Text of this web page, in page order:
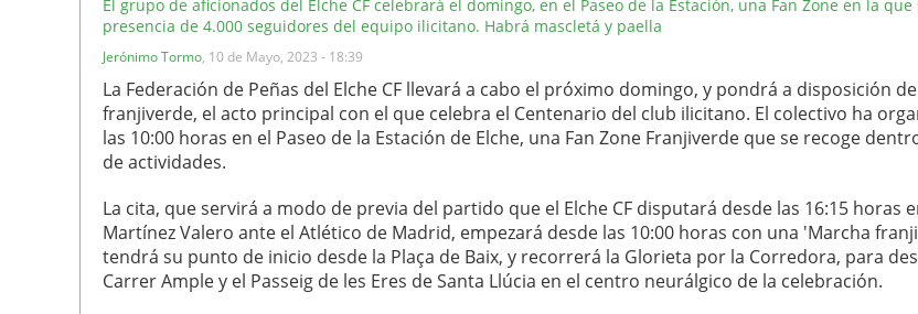
El grupo de aficionados del Elche CF celebrará el domingo, en el Paseo de la Estación, una Fan Zone en la que
presencia de 4.000 seguidores del equipo ilicitano. Habrá mascletá y paella
Jerónimo Tormo, 10 de Mayo, 2023 - 18:39
La Federación de Peñas del Elche CF llevará a cabo el próximo domingo, y pondrá a disposición
franjiverde, el acto principal con el que celebra el Centenario del club ilicitano. El colectivo ha
las 10:00 horas en el Paseo de la Estación de Elche, una Fan Zone Franjiverde que se recoge
de actividades.
La cita, que servirá a modo de previa del partido que el Elche CF disputará desde las 16:15 horas
Martínez Valero ante el Atlético de Madrid, empezará desde las 10:00 horas con una 'Marcha
tendrá su punto de inicio desde la Plaça de Baix, y recorrerá la Glorieta por la Corredora, para
Carrer Ample y el Passeig de les Eres de Santa Llúcia en el centro neurálgico de la celebración.